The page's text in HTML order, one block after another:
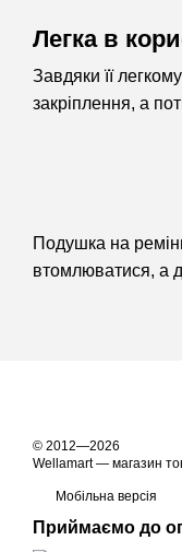
Легка в
Завдяки її
закріплення, а
Подушка на
втомлюватися, а
© 2012—2026
Wellamart — магазин
Мобільна версія
Приймаємо до